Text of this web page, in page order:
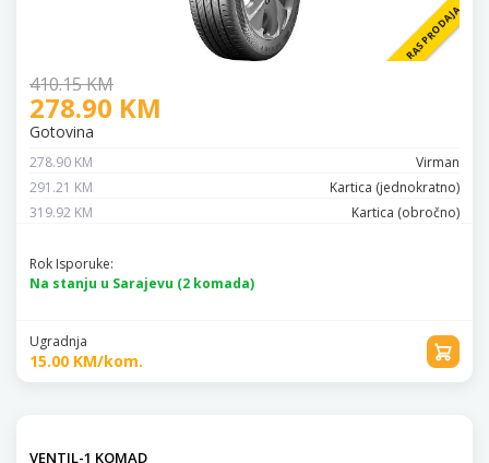
RASPRODAJA
410.15 KM
278.90 KM
Gotovina
278.90 KM
Virman
291.21 KM
Kartica (jednokratno)
319.92 KM
Kartica (obročno)
Rok Isporuke:
Na stanju u Sarajevu (2 komada)
Ugradnja
15.00 KM/kom.
VENTIL-1 KOMAD